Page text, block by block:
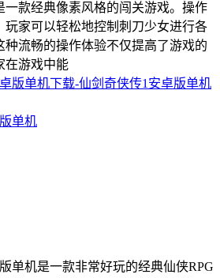
一款经典像素风格的闯关游戏。操作
玩家可以轻松地控制刺刀少女进行各
种流畅的操作体验不仅提高了游戏的
在游戏中能
单机
单机是一款非常好玩的经典仙侠RPG